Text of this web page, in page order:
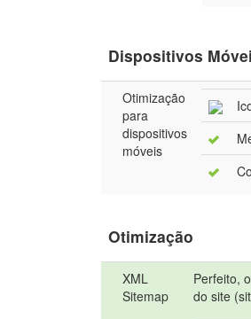
Dispositivos
Otimização
para
dispositivos
móveis
Otimização
XML
Sitemap
Perfeito,
do site